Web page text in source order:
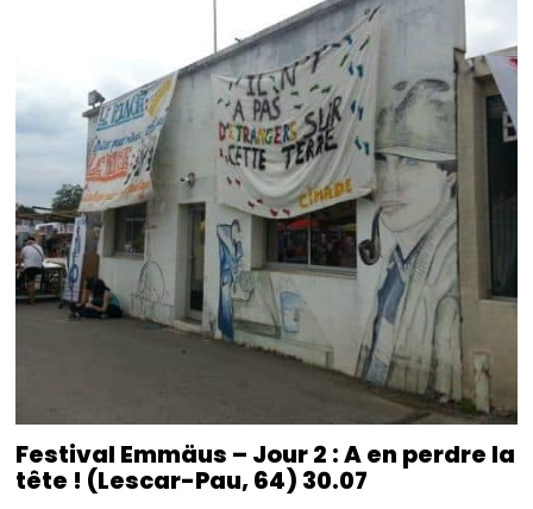
Festival Emmäus – Jour 2 : A en perdre la
tête ! (Lescar-Pau, 64) 30.07